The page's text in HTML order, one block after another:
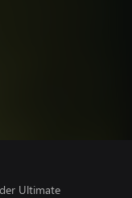
Ultimate